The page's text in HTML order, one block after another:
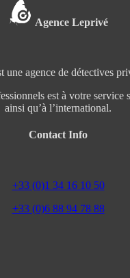
Agence Leprivé
une agence de détectives
est à votre service
ainsi qu’à l’international.
Contact Info
+33 (0)1 34 16 10 50
+33 (0)6 88 94 78 88